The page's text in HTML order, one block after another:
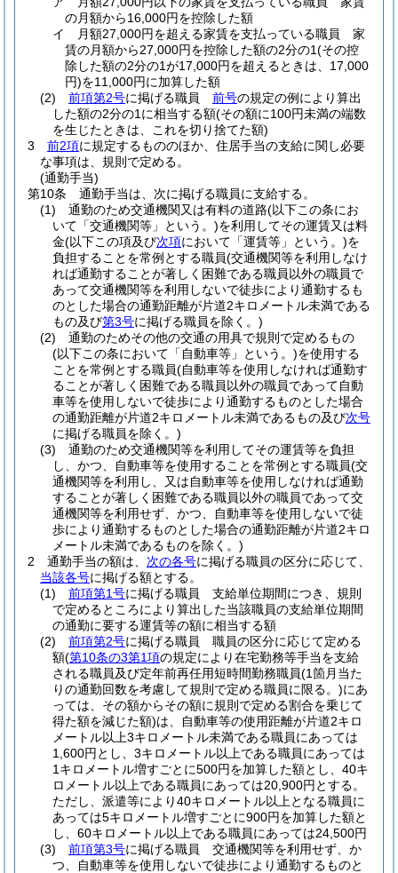
の月額から16,000円を控除した額
イ
月額27,000円を超える家賃を支払っている職員 家
賃の月額から27,000円を控除した額の2分の1(その控
除した額の2分の1が17,000円を超えるときは、17,000
円)を11,000円に加算した額
(2)
前項第2号に掲げる職員 前号の規定の例により算出
した額の2分の1に相当する額(その額に100円未満の端数
を生じたときは、これを切り捨てた額)
3
前2項に規定するもののほか、住居手当の支給に関し必要
な事項は、規則で定める。
(通勤手当)
第10条
通勤手当は、次に掲げる職員に支給する。
(1)
通勤のため交通機関又は有料の道路(以下この条にお
いて「交通機関等」という。)を利用してその運賃又は料
金(以下この項及び次項において「運賃等」という。)を
負担することを常例とする職員(交通機関等を利用しなけ
れば通勤することが著しく困難である職員以外の職員で
あって交通機関等を利用しないで徒歩により通勤するも
のとした場合の通勤距離が片道2キロメートル未満である
もの及び第3号に掲げる職員を除く。)
(2)
通勤のためその他の交通の用具で規則で定めるもの
(以下この条において「自動車等」という。)を使用する
ことを常例とする職員(自動車等を使用しなければ通勤す
ることが著しく困難である職員以外の職員であって自動
車等を使用しないで徒歩により通勤するものとした場合
の通勤距離が片道2キロメートル未満であるもの及び次号
に掲げる職員を除く。)
(3)
通勤のため交通機関等を利用してその運賃等を負担
し、かつ、自動車等を使用することを常例とする職員(交
通機関等を利用し、又は自動車等を使用しなければ通勤
することが著しく困難である職員以外の職員であって交
通機関等を利用せず、かつ、自動車等を使用しないで徒
歩により通勤するものとした場合の通勤距離が片道2キロ
メートル未満であるものを除く。)
2
通勤手当の額は、 次の各号に掲げる職員の区分に応じて、
当該各号に掲げる額とする。
(1)
前項第1号に掲げる職員 支給単位期間につき、規則
で定めるところにより算出した当該職員の支給単位期間
の通勤に要する運賃等の額に相当する額
(2)
前項第2号に掲げる職員 職員の区分に応じて定める
額(第10条の3第1項の規定により在宅勤務等手当を支給
される職員及び定年前再任用短時間勤務職員(1箇月当た
りの通勤回数を考慮して規則で定める職員に限る。)にあ
っては、その額からその額に規則で定める割合を乗じて
得た額を減じた額)は、自動車等の使用距離が片道2キロ
メートル以上3キロメートル未満である職員にあっては
1,600円とし、3キロメートル以上である職員にあっては
1キロメートル増すごとに500円を加算した額とし、40キ
ロメートル以上である職員にあっては20,900円とする。
ただし、派遣等により40キロメートル以上となる職員に
あっては5キロメートル増すごとに900円を加算した額と
し、60キロメートル以上である職員にあっては24,500円
(3)
前項第3号に掲げる職員 交通機関等を利用せず、か
つ、自動車等を使用しないで徒歩により通勤するものと